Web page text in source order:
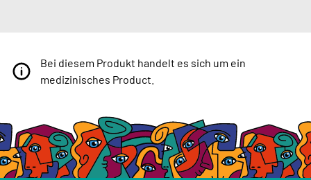
Bei diesem Produkt handelt es sich um ein
medizinisches Product.